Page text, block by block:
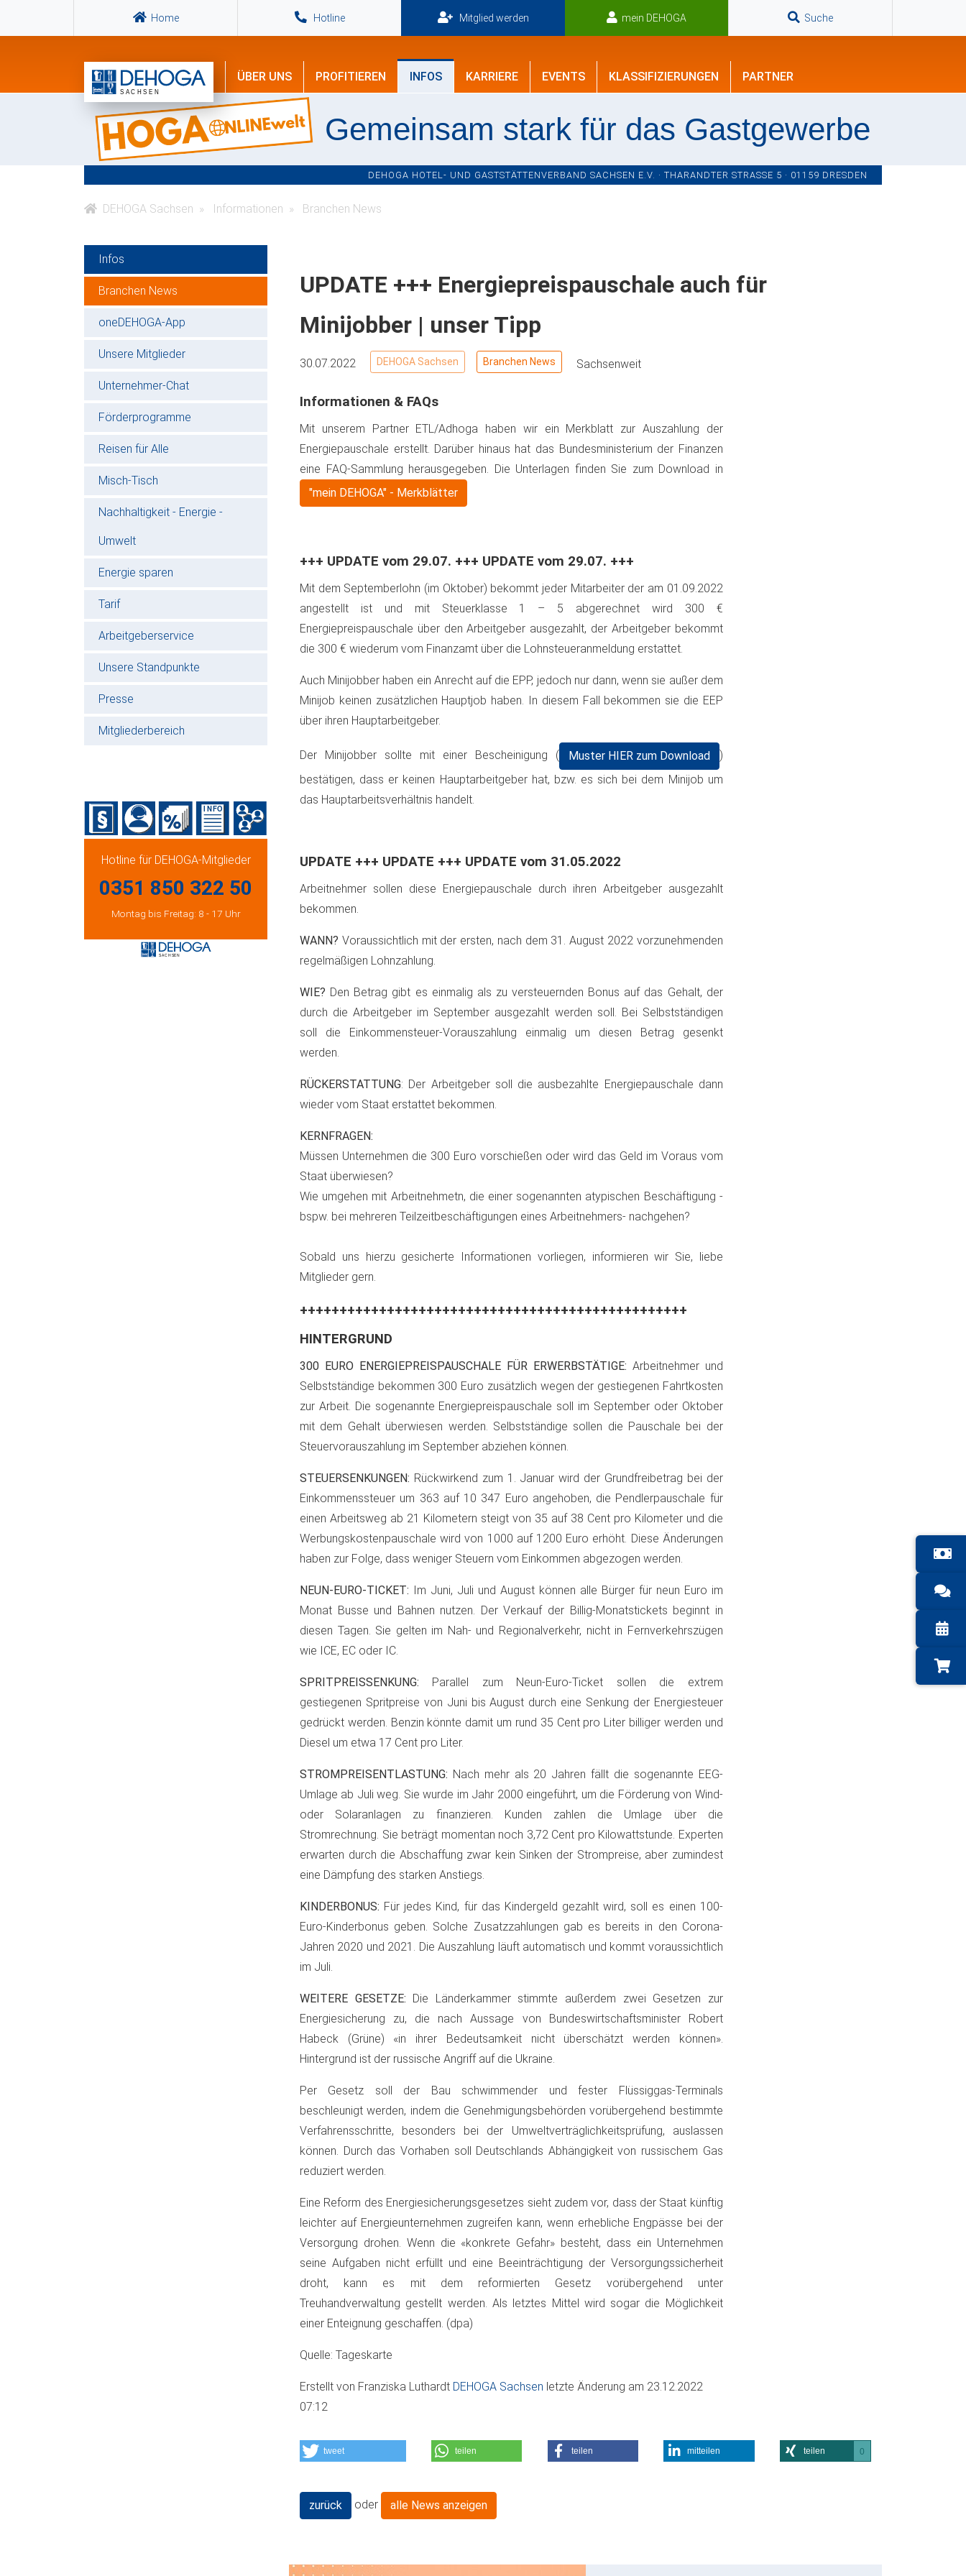
Home Hotline Mitglied werden mein DEHOGA Suche
ÜBER UNS PROFITIEREN INFOS KARRIERE EVENTS KLASSIFIZIERUNGEN PARTNER
Gemeinsam stark für das Gastgewerbe
DEHOGA HOTEL- UND GASTSTÄTTENVERBAND SACHSEN E.V. · THARANDTER STRASSE 5 · 01159 DRESDEN
DEHOGA Sachsen Informationen Branchen News
Infos
Branchen News
oneDEHOGA-App
Unsere Mitglieder
Unternehmer-Chat
Förderprogramme
Reisen für Alle
Misch-Tisch
Nachhaltigkeit - Energie -
Umwelt
Energie sparen
Tarif
Arbeitgeberservice
Unsere Standpunkte
Presse
Mitgliederbereich
Hotline für DEHOGA-Mitglieder
0351 850 322 50
Montag bis Freitag: 8 - 17 Uhr
UPDATE +++ Energiepreispauschale auch für
Minijobber | unser Tipp
30.07.2022 DEHOGA Sachsen Branchen News Sachsenweit
Informationen & FAQs
Mit unserem Partner ETL/Adhoga haben wir ein Merkblatt zur Auszahlung der
Energiepauschale erstellt. Darüber hinaus hat das Bundesministerium der Finanzen
eine FAQ-Sammlung herausgegeben. Die Unterlagen finden Sie zum Download in
"mein DEHOGA" - Merkblätter
+++ UPDATE vom 29.07. +++ UPDATE vom 29.07. +++
Mit dem Septemberlohn (im Oktober) bekommt jeder Mitarbeiter der am 01.09.2022
angestellt ist und mit Steuerklasse 1 – 5 abgerechnet wird 300 €
Energiepreispauschale über den Arbeitgeber ausgezahlt, der Arbeitgeber bekommt
die 300 € wiederum vom Finanzamt über die Lohnsteueranmeldung erstattet.
Auch Minijobber haben ein Anrecht auf die EPP, jedoch nur dann, wenn sie außer dem
Minijob keinen zusätzlichen Hauptjob haben. In diesem Fall bekommen sie die EEP
über ihren Hauptarbeitgeber.
Der Minijobber sollte mit einer Bescheinigung ( Muster HIER zum Download
)
bestätigen, dass er keinen Hauptarbeitgeber hat, bzw. es sich bei dem Minijob um
das Hauptarbeitsverhältnis handelt.
UPDATE +++ UPDATE +++ UPDATE vom 31.05.2022
Arbeitnehmer sollen diese Energiepauschale durch ihren Arbeitgeber ausgezahlt
bekommen.
WANN? Voraussichtlich mit der ersten, nach dem 31. August 2022 vorzunehmenden
regelmäßigen Lohnzahlung.
WIE? Den Betrag gibt es einmalig als zu versteuernden Bonus auf das Gehalt, der
durch die Arbeitgeber im September ausgezahlt werden soll. Bei Selbstständigen
soll die Einkommensteuer-Vorauszahlung einmalig um diesen Betrag gesenkt
werden.
RÜCKERSTATTUNG: Der Arbeitgeber soll die ausbezahlte Energiepauschale dann
wieder vom Staat erstattet bekommen.
KERNFRAGEN:
Müssen Unternehmen die 300 Euro vorschießen oder wird das Geld im Voraus vom
Staat überwiesen?
Wie umgehen mit Arbeitnehmetn, die einer sogenannten atypischen Beschäftigung -
bspw. bei mehreren Teilzeitbeschäftigungen eines Arbeitnehmers- nachgehen?
Sobald uns hierzu gesicherte Informationen vorliegen, informieren wir Sie, liebe
Mitglieder gern.
+++++++++++++++++++++++++++++++++++++++++++++++++
HINTERGRUND
300 EURO ENERGIEPREISPAUSCHALE FÜR ERWERBSTÄTIGE: Arbeitnehmer und
Selbstständige bekommen 300 Euro zusätzlich wegen der gestiegenen Fahrtkosten
zur Arbeit. Die sogenannte Energiepreispauschale soll im September oder Oktober
mit dem Gehalt überwiesen werden. Selbstständige sollen die Pauschale bei der
Steuervorauszahlung im September abziehen können.
STEUERSENKUNGEN: Rückwirkend zum 1. Januar wird der Grundfreibetrag bei der
Einkommenssteuer um 363 auf 10 347 Euro angehoben, die Pendlerpauschale für
einen Arbeitsweg ab 21 Kilometern steigt von 35 auf 38 Cent pro Kilometer und die
Werbungskostenpauschale wird von 1000 auf 1200 Euro erhöht. Diese Änderungen
haben zur Folge, dass weniger Steuern vom Einkommen abgezogen werden.
NEUN-EURO-TICKET: Im Juni, Juli und August können alle Bürger für neun Euro im
Monat Busse und Bahnen nutzen. Der Verkauf der Billig-Monatstickets beginnt in
diesen Tagen. Sie gelten im Nah- und Regionalverkehr, nicht in Fernverkehrszügen
wie ICE, EC oder IC.
SPRITPREISSENKUNG: Parallel zum Neun-Euro-Ticket sollen die extrem
gestiegenen Spritpreise von Juni bis August durch eine Senkung der Energiesteuer
gedrückt werden. Benzin könnte damit um rund 35 Cent pro Liter billiger werden und
Diesel um etwa 17 Cent pro Liter.
STROMPREISENTLASTUNG: Nach mehr als 20 Jahren fällt die sogenannte EEG-
Umlage ab Juli weg. Sie wurde im Jahr 2000 eingeführt, um die Förderung von Wind-
oder Solaranlagen zu finanzieren. Kunden zahlen die Umlage über die
Stromrechnung. Sie beträgt momentan noch 3,72 Cent pro Kilowattstunde. Experten
erwarten durch die Abschaffung zwar kein Sinken der Strompreise, aber zumindest
eine Dämpfung des starken Anstiegs.
KINDERBONUS: Für jedes Kind, für das Kindergeld gezahlt wird, soll es einen 100-
Euro-Kinderbonus geben. Solche Zusatzzahlungen gab es bereits in den Corona-
Jahren 2020 und 2021. Die Auszahlung läuft automatisch und kommt voraussichtlich
im Juli.
WEITERE GESETZE: Die Länderkammer stimmte außerdem zwei Gesetzen zur
Energiesicherung zu, die nach Aussage von Bundeswirtschaftsminister Robert
Habeck (Grüne) «in ihrer Bedeutsamkeit nicht überschätzt werden können».
Hintergrund ist der russische Angriff auf die Ukraine.
Per Gesetz soll der Bau schwimmender und fester Flüssiggas-Terminals
beschleunigt werden, indem die Genehmigungsbehörden vorübergehend bestimmte
Verfahrensschritte, besonders bei der Umweltverträglichkeitsprüfung, auslassen
können. Durch das Vorhaben soll Deutschlands Abhängigkeit von russischem Gas
reduziert werden.
Eine Reform des Energiesicherungsgesetzes sieht zudem vor, dass der Staat künftig
leichter auf Energieunternehmen zugreifen kann, wenn erhebliche Engpässe bei der
Versorgung drohen. Wenn die «konkrete Gefahr» besteht, dass ein Unternehmen
seine Aufgaben nicht erfüllt und eine Beeinträchtigung der Versorgungssicherheit
droht, kann es mit dem reformierten Gesetz vorübergehend unter
Treuhandverwaltung gestellt werden. Als letztes Mittel wird sogar die Möglichkeit
einer Enteignung geschaffen. (dpa)
Quelle: Tageskarte
Erstellt von Franziska Luthardt DEHOGA Sachsen letzte Änderung am 23.12.2022
07:12
tweet teilen teilen mitteilen teilen 0
zurück oder alle News anzeigen